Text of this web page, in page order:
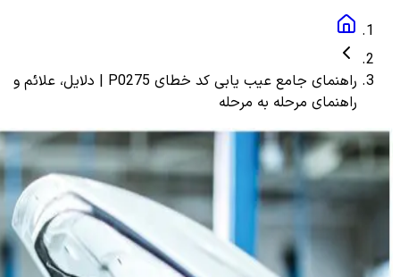
راهنمای جامع عیب یابی کد خطای P0275 | دلایل، علائم و
راهنمای مرحله به مرحله